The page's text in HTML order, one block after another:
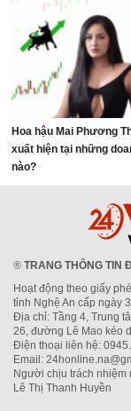
Hoa hậu Mai Phương
xuất hiện tại những
nào?
® TRANG THÔNG TIN
Hoạt động theo giấy
tỉnh Nghệ An cấp ngày
Địa chỉ: Tầng 4, Trung
26, đường Lê Mao kéo
Điện thoại liên hệ:
Email:
Người chịu trách nhiệm
Lê Thị Thanh Huyền